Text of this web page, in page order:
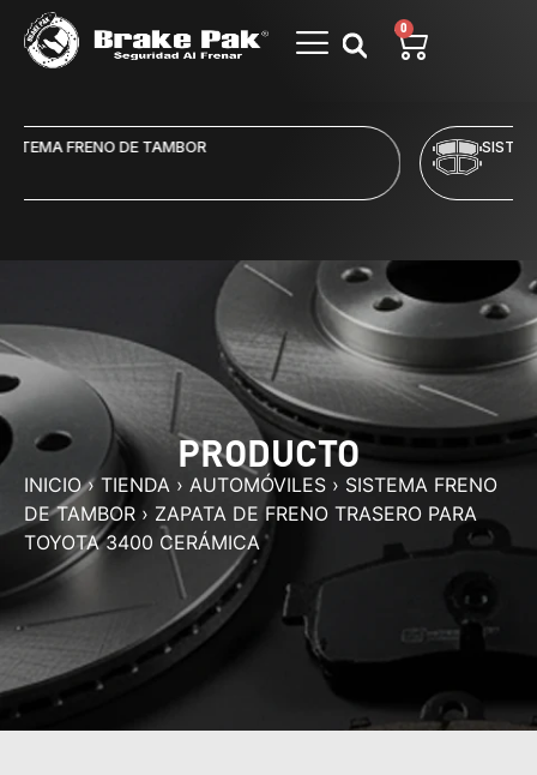
0
SISTEMA FRENO DE DISCO
PRODUCTO
INICIO› TIENDA › AUTOMÓVILES › SISTEMA FRENO
DE TAMBOR › ZAPATA DE FRENO TRASERO PARA
TOYOTA 3400 CERÁMICA